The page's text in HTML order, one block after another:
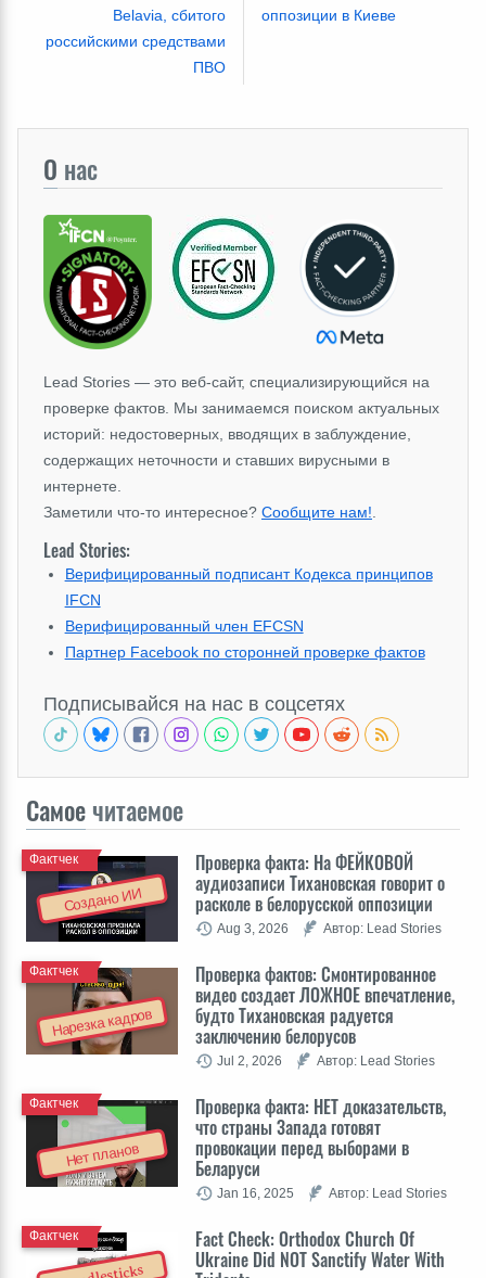
Belavia, сбитого
российскими средствами
ПВО
оппозиции в Киеве
О нас
Lead Stories — это веб-сайт, специализирующийся на
проверке фактов. Мы занимаемся поиском актуальных
историй: недостоверных, вводящих в заблуждение,
содержащих неточности и ставших вирусными в
интернете.
Заметили что-то интересное? Сообщите нам!
Lead Stories:
Верифицированный подписант Кодекса принципов
IFCN
Верифицированный член EFCSN
Партнер Facebook по сторонней проверке фактов
Подписывайся на нас в соцсетях
Самое читаемое
Создано ИИ
Проверка факта: На ФЕЙКОВОЙ
аудиозаписи Тихановская говорит о
расколе в белорусской оппозиции
Фактчек
Aug 3, 2026 Автор: Lead Stories
Нарезка кадров
Проверка фактов: Cмонтированное
видео создает ЛОЖНОЕ впечатление,
будто Тихановская радуется
заключению белорусов
Фактчек
Jul 2, 2026 Автор: Lead Stories
Нет планов
Проверка факта: НЕТ доказательств,
что страны Запада готовят
провокации перед выборами в
Беларуси
Фактчек
Jan 16, 2025 Автор: Lead Stories
Fact Check: Orthodox Church Of
Ukraine Did NOT Sanctify Water With
Фактчек